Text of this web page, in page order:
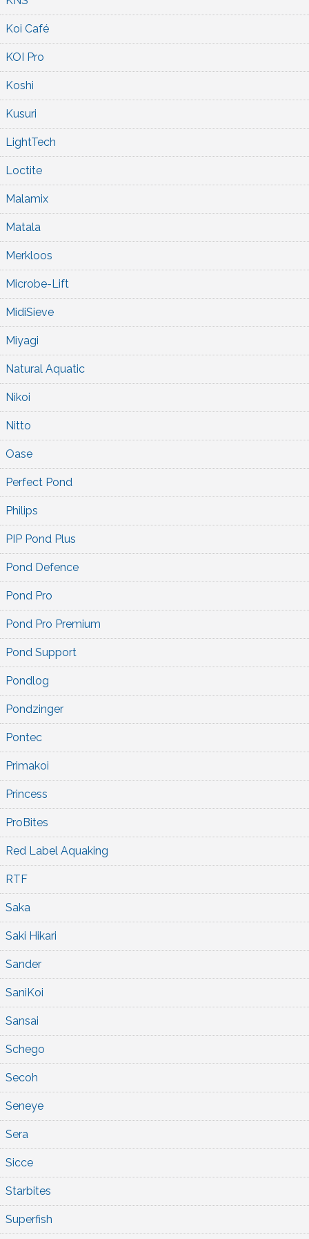
Koi Café
KOI Pro
Koshi
Kusuri
LightTech
Loctite
Malamix
Matala
Merkloos
Microbe-Lift
MidiSieve
Miyagi
Natural Aquatic
Nikoi
Nitto
Oase
Perfect Pond
Philips
PIP Pond Plus
Pond Defence
Pond Pro
Pond Pro Premium
Pond Support
Pondlog
Pondzinger
Pontec
Primakoi
Princess
ProBites
Red Label Aquaking
RTF
Saka
Saki Hikari
Sander
SaniKoi
Sansai
Schego
Secoh
Seneye
Sera
Sicce
Starbites
Superfish